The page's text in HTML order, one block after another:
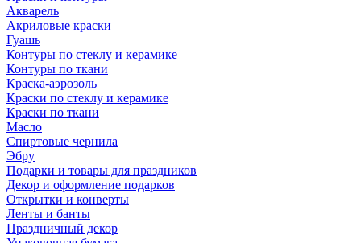
Акварель
Акриловые краски
Гуашь
Контуры по стеклу и керамике
Контуры по ткани
Краска-аэрозоль
Краски по стеклу и керамике
Краски по ткани
Масло
Спиртовые чернила
Эбру
Подарки и товары для праздников
Декор и оформление подарков
Открытки и конверты
Ленты и банты
Праздничный декор